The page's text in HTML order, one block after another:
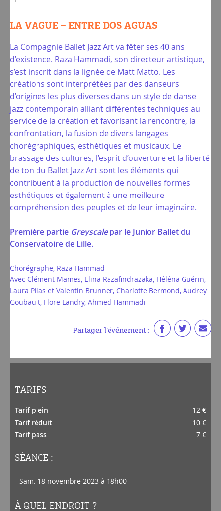
LA VAGUE – ENTRE DOS AGUAS
La Compagnie Ballet Jazz Art va fêter ses 40 ans
d’existence. Raza Hammadi, son directeur artistique,
s’est inscrit dans la lignée de Matt Matto. Les
créations sont interprétées par des danseurs
d’origines les plus diverses dans un style de danse
jazz contemporain alliant différentes techniques au
service de la création et favorisant la rencontre, la
confrontation, la fusion de divers langages
chorégraphiques, esthétiques et musicaux. Le
brassage des cultures, l’esprit d’ouverture et la liberté
de ton du Ballet Jazz Art sont les éléments qui
contribuent à la production de nouvelles formes
esthétiques et également à une meilleure
compréhension des peuples et de leur imaginaire.
Première partie Greyscalepar le Junior Ballet du
Conservatoire de Lille.
Chorégraphe, Raza Hammad
Avec Clément Mames, Elina Razafindrazaka, Héléna Guérin,
Laura Pilas et Valentin Brunner, Charlotte Bermond, Audrey
Goubault, Flore Landry, Ahmed Hammadi
Partager l'événement :
TARIFS
Tarif plein
12 €
Tarif réduit
10 €
Tarif pass
7 €
SÉANCE :
sam. 18 novembre 2023 à 18h00
À QUEL ENDROIT ?